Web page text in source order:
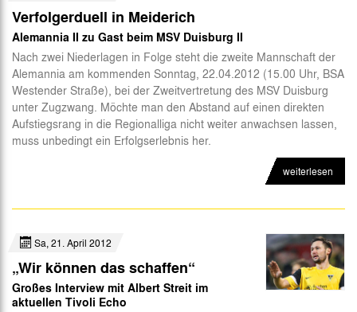
Verfolgerduell in Meiderich
Alemannia II zu Gast beim MSV Duisburg II
Nach zwei Niederlagen in Folge steht die zweite Mannschaft der
Alemannia am kommenden Sonntag, 22.04.2012 (15.00 Uhr, BSA
Westender Straße), bei der Zweitvertretung des MSV Duisburg
unter Zugzwang. Möchte man den Abstand auf einen direkten
Aufstiegsrang in die Regionalliga nicht weiter anwachsen lassen,
muss unbedingt ein Erfolgserlebnis her.
weiterlesen
Sa, 21. April 2012
„Wir können das schaffen“
Großes Interview mit Albert Streit im
aktuellen Tivoli Echo